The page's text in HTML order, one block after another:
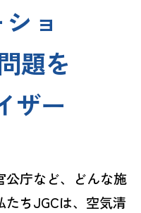
ョ
題を
ザー
公庁など、どんな施
ちJGCは、空気清